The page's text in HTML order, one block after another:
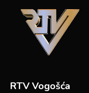
RTV Vogošća